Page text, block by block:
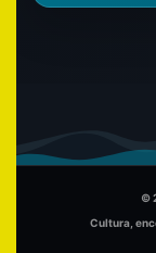
©
Cultura,